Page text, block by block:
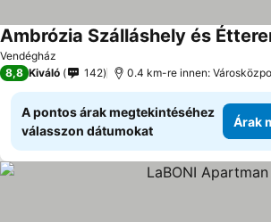
Vendégház
Ambrózia Szálláshely és
8,8 Kiváló 142 0.4 km-re innen:
A pontos árak megtekintéséhez
válasszon dátumokat
Árak